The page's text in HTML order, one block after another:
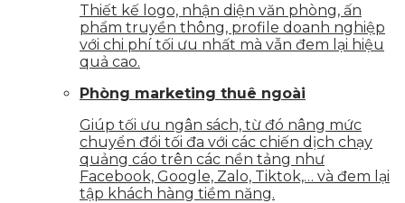
Thiết kế logo, nhận diện văn phòng, ấn
phẩm truyền thông, profile doanh nghiệp
với chi phí tối ưu nhất mà vẫn đem lại hiệu
quả cao.
Phòng marketing thuê ngoài
Giúp tối ưu ngân sách, từ đó nâng mức
chuyển đổi tối đa với các chiến dịch chạy
quảng cáo trên các nền tảng như
Facebook, Google, Zalo, Tiktok,… và đem lại
tập khách hàng tiềm năng.